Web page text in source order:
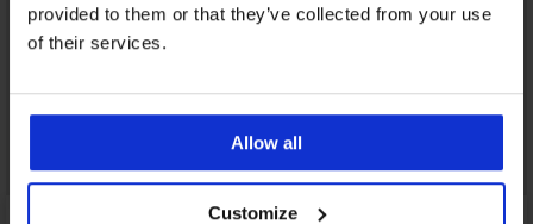
provided to them or that they’ve collected from your use
of their services.
Allow all
Customize